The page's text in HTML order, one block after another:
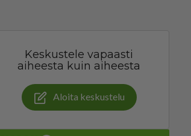
Keskustele vapaasti
aiheesta kuin aiheesta
Aloita keskustelu